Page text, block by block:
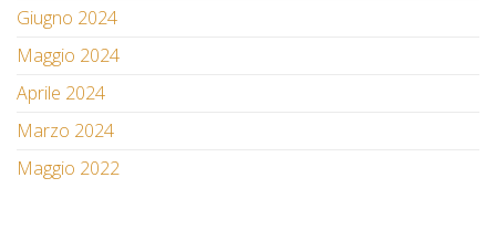
Giugno 2024
Maggio 2024
Aprile 2024
Marzo 2024
Maggio 2022